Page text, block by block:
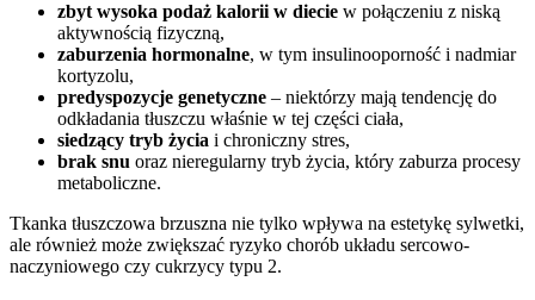
zbyt wysoka podaż kalorii w diecie w połączeniu z niską
aktywnością fizyczną,
zaburzenia hormonalne, w tym insulinooporność i nadmiar
kortyzolu,
predyspozycje genetyczne – niektórzy mają tendencję do
odkładania tłuszczu właśnie w tej części ciała,
siedzący tryb życia i chroniczny stres,
brak snu oraz nieregularny tryb życia, który zaburza procesy
metaboliczne.
Tkanka tłuszczowa brzuszna nie tylko wpływa na estetykę sylwetki,
ale również może zwiększać ryzyko chorób układu sercowo-
naczyniowego czy cukrzycy typu 2.